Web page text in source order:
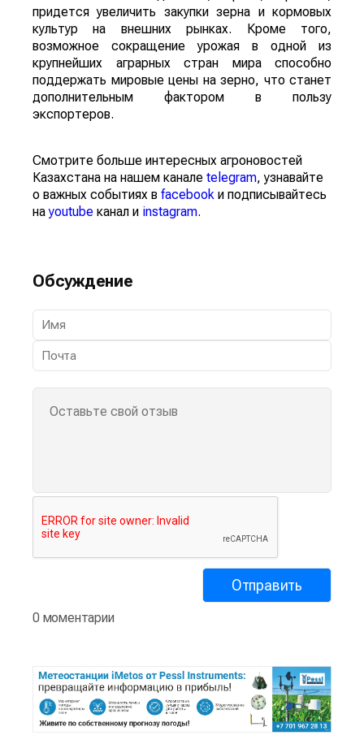
придется увеличить закупки зерна и кормовых
культур на внешних рынках. Кроме того,
возможное сокращение урожая в одной из
крупнейших аграрных стран мира способно
поддержать мировые цены на зерно, что станет
дополнительным фактором в пользу
экспортеров.
Смотрите больше интересных агроновостей
Казахстана на нашем канале telegram, узнавайте
о важных событиях в facebook и подписывайтесь
наyoutube канал и instagram.
Обсуждение
0 моментарии